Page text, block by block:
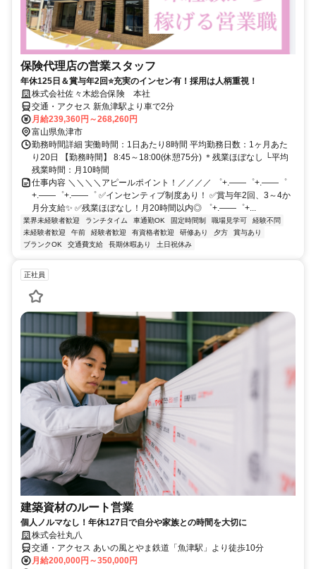
保険代理店の営業スタッフ
年休125日＆賞与年2回⭐充実のインセン有！採用は人柄重視！
株式会社佐々木総合保険 本社
交通・アクセス 新魚津駅より車で2分
月給239,360円～268,260円
富山県魚津市
勤務時間詳細 実働時間：1日あたり8時間 平均勤務日数：1ヶ月あた
り20日 【勤務時間】 8:45～18:00(休憩75分) ＊残業ほぼなし └平均
残業時間：月10時間
仕事内容 ＼＼＼＼アピールポイント！／／／／ ゜+.――゜+.――゜
+.――゜+.――゜ ✅インセンティブ制度あり！ ✅賞与年2回、3～4か
月分支給✨ ✅残業ほぼなし！月20時間以内◎ ゜+.――゜+...
業界未経験者歓迎 ランチタイム 車通勤OK 固定時間制 職場見学可
経験不問
未経験者歓迎
午前 経験者歓迎 有資格者歓迎 研修あり 夕方
賞与あり
ブランクOK
交通費支給 長期休暇あり 土日祝休み
正社員
建築資材のルート営業
個人ノルマなし！年休127日で自分や家族との時間を大切に
株式会社丸八
交通・アクセス あいの風とやま鉄道「魚津駅」より徒歩10分
月給200,000円～350,000円